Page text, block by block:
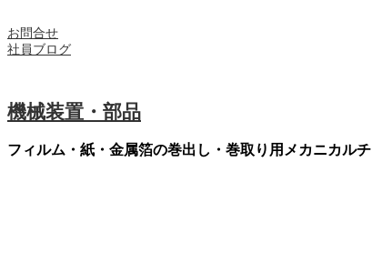
お問合せ
社員ブログ
機械装置・部品
フィルム・紙・金属箔の巻出し・巻取り用メカニカル